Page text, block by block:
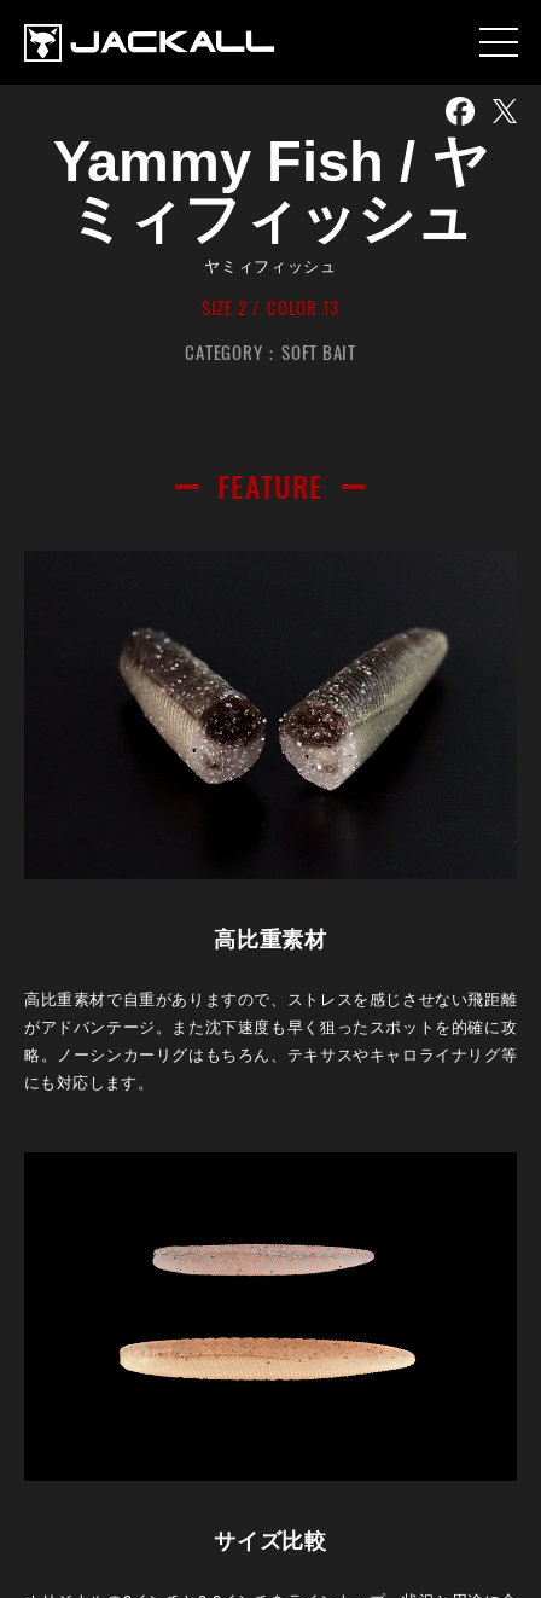
Yammy Fish / ヤ
ミィフィッシュ
ヤミィフィッシュ
SIZE 2
COLOR 13
CATEGORY： SOFT BAIT
投げて落とす。イージーフィッシングの強い味方
FEATURE SPEC COLOR
FEATURE
高比重素材
高比重素材で自重がありますので、ストレスを感じさせない飛距離
がアドバンテージ。また沈下速度も早く狙ったスポットを的確に攻
略。ノーシンカーリグはもちろん、テキサスやキャロライナリグ等
にも対応します。
サイズ比較